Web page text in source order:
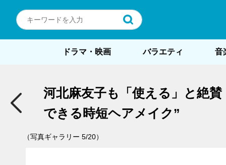
ドラマ・映画 バラエティ 音
河北麻友子も「使える」と絶
きる時短ヘアメイク”
（写真ギャラリー 5/20）